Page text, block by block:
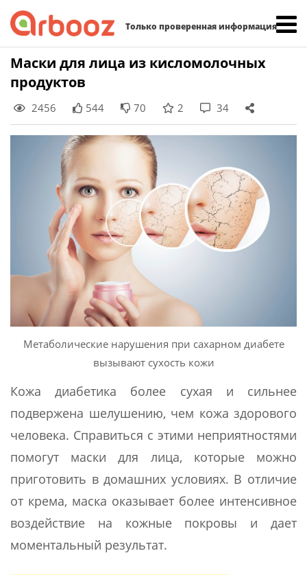
Только проверенная информация
Skip
content
Маски для лица из кисломолочных
продуктов
2456 544 70 2 34
Метаболические нарушения при сахарном диабете
вызывают сухость кожи
Кожа диабетика более сухая и сильнее
подвержена шелушению, чем кожа здорового
человека. Справиться с этими неприятностями
помогут маски для лица, которые можно
приготовить в домашних условиях. В отличие
от крема, маска оказывает более интенсивное
воздействие на кожные покровы и дает
моментальный результат.
Найти: